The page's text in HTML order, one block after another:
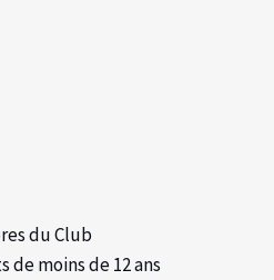
du Club
de moins de 12 ans